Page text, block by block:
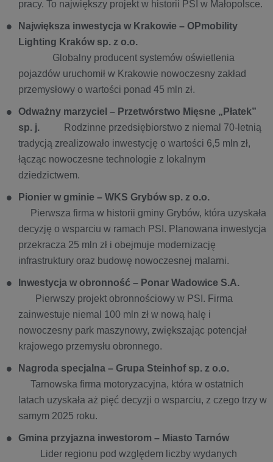
pracy. To największy projekt w historii PSI w Małopolsce.
Największa inwestycja w Krakowie – OPmobility
Lighting Kraków sp. z o.o.
Globalny producent systemów oświetlenia
pojazdów uruchomił w Krakowie nowoczesny zakład
przemysłowy o wartości ponad 45 mln zł.
Odważny marzyciel – Przetwórstwo Mięsne „Płatek”
sp. j.
Rodzinne przedsiębiorstwo z niemal 70-letnią
tradycją zrealizowało inwestycję o wartości 6,5 mln zł,
łącząc nowoczesne technologie z lokalnym
dziedzictwem.
Pionier w gminie – WKS Grybów sp. z o.o.
Pierwsza firma w historii gminy Grybów, która uzyskała
decyzję o wsparciu w ramach PSI. Planowana inwestycja
przekracza 25 mln zł i obejmuje modernizację
infrastruktury oraz budowę nowoczesnej malarni.
Inwestycja w obronność – Ponar Wadowice S.A.
Pierwszy projekt obronnościowy w PSI. Firma
zainwestuje niemal 100 mln zł w nową halę i
nowoczesny park maszynowy, zwiększając potencjał
krajowego przemysłu obronnego.
Nagroda specjalna – Grupa Steinhof sp. z o.o.
Tarnowska firma motoryzacyjna, która w ostatnich
latach uzyskała aż pięć decyzji o wsparciu, z czego trzy w
samym 2025 roku.
Gmina przyjazna inwestorom – Miasto Tarnów
Lider regionu pod względem liczby wydanych